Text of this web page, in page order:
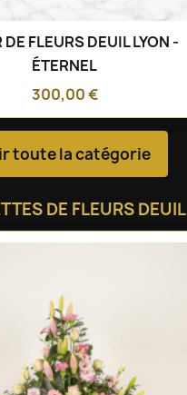
FLEURS DEUIL LYON -
ÉTERNEL
300,00 €
toute la catégorie
DE FLEURS DEUIL